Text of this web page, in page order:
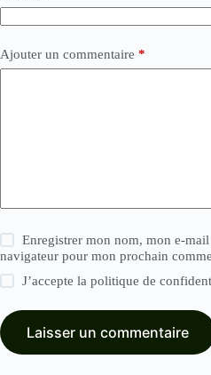
Ajouter un commentaire *
Enregistrer mon nom, mon e-
navigateur pour mon prochain
J’accepte lapolitique de
Laisser un commentaire